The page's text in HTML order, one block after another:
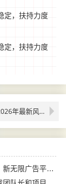
幻趣游2026年最新风口项目，看广告赚收益带裂变分销模式，可赚更多广告费，多设备多收益
发，官方一手直招顶级代理，待遇拉满